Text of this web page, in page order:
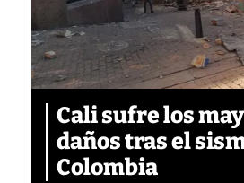
Cali sufre los
daños tras el
Colombia